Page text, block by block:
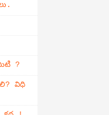
?
విధి